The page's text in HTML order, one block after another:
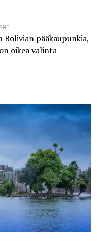
pääkaupunkia,
oikea valinta